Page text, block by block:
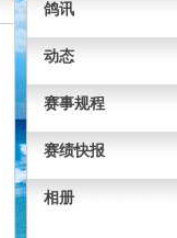
鸽讯
动态
赛事规程
赛绩快报
相册